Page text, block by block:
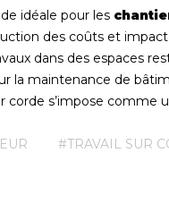
idéale pour les
des coûts et
dans des espaces
la maintenance de
corde s’impose
#TRAVAIL SUR